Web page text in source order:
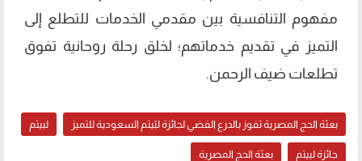
مفهوم التنافسية بين مقدمي الخدمات للتطلع إلى
التميز في تقديم خدماتهم؛ لخلق رحلة روحانية تفوق
تطلعات ضيف الرحمن.
بعثة الحج المصرية تفوز بالدرع الفضي لجائزة لبّيتم السعودية للتميز لبيتم
جائزة لبيتم بعثة الحج المصرية